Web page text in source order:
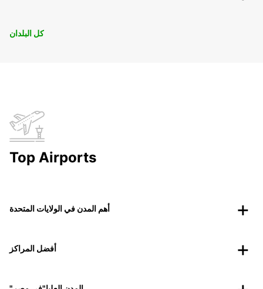
كل البلدان
Top Airports
أهم المدن في الولايات المتحدة
أفضل المراكز